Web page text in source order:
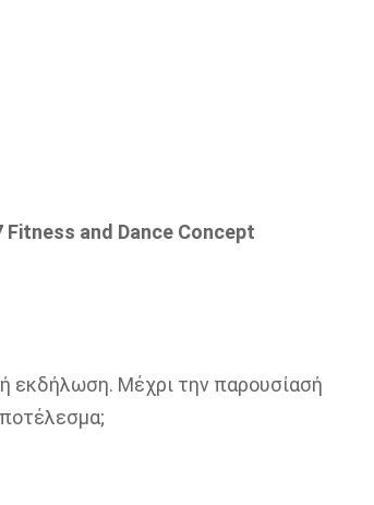
and Dance Concept
εκδήλωση. Μέχρι την παρουσίασή